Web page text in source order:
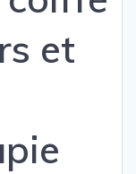
et